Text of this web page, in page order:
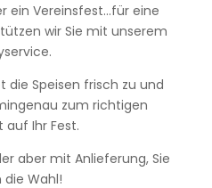
ein Vereinsfest…für eine
wir Sie mit unserem
die Speisen frisch zu und
zum richtigen
auf Ihr Fest.
aber mit Anlieferung, Sie
die Wahl!